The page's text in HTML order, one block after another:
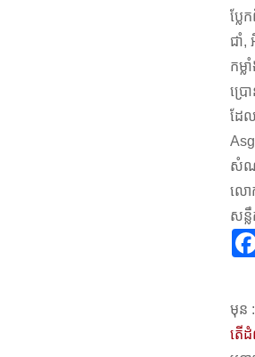
ប្លែ
ជាំ,
កម្
ប្រ
ដែល
សំណ
លោ
សន្
មុន :
តើ